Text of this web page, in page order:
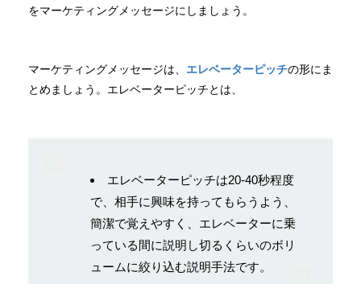
をマーケティングメッセージにしましょう。
マーケティングメッセージは、 エレベーターピッチの形にま
とめましょう。エレベーターピッチとは、
エレベーターピッチは20-40秒程度
で、相手に興味を持ってもらうよう、
簡潔で覚えやすく、エレベーターに乗
っている間に説明し切るくらいのボリ
ュームに絞り込む説明手法です。